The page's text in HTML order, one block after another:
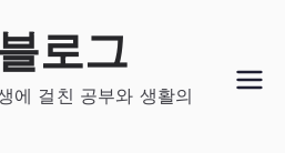
로그
에 걸친 공부와 생활의